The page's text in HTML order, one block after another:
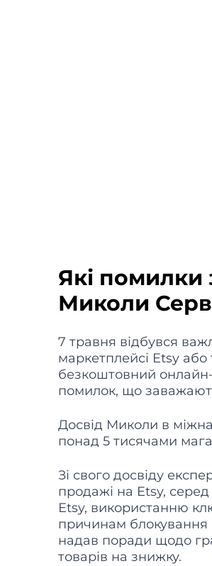
Які помилки
Миколи
7 травня відбувся
маркетплейсі Etsy
безкоштовний
помилок, що
Досвід Миколи в
понад 5 тисячами
Зі свого досвіду
продажі на Etsy,
Etsy, використанню
причинам блокування
надав поради щодо
товарів на знижку.